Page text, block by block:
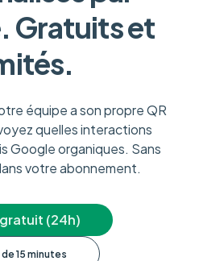
Gratuits et
équipe a son propre QR
quelles interactions
Google organiques. Sans
votre abonnement.
(24h)
15 minutes